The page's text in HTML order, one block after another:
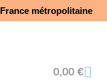
métropolitaine​
0,00€